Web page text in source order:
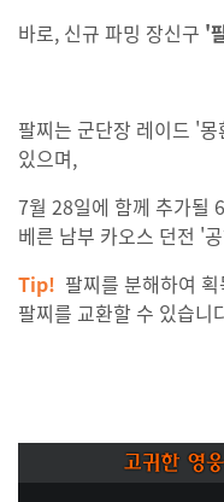
바로, 신규 파밍 장신구 '
팔찌는 군단장 레이드 '
있으며,
7월 28일에 함께 추가될
베른 남부 카오스 던전 '
Tip! 팔찌를 분해하여
팔찌를 교환할 수 있습니